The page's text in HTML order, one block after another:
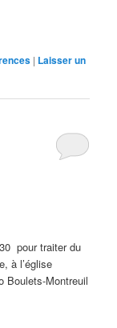
| Laisser un
pour traiter du
à l’église
Boulets-Montreuil